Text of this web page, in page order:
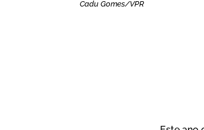
Cadu Gomes/VPR